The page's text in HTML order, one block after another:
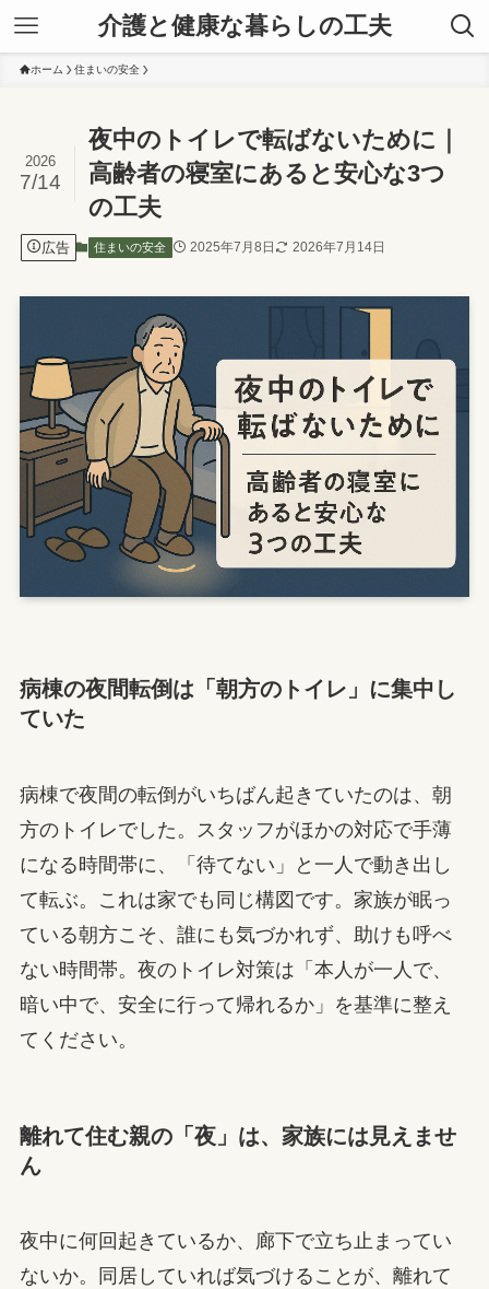
介護と健康な暮らしの工夫
ホーム 住まいの安全
夜中のトイレで転ばないために｜
高齢者の寝室にあると安心な3つ
の工夫
2026
7/14
広告 住まいの安全 2025年7月8日 2026年7月14日
病棟の夜間転倒は「朝方のトイレ」に集中し
ていた
病棟で夜間の転倒がいちばん起きていたのは、朝
方のトイレでした。スタッフがほかの対応で手薄
になる時間帯に、「待てない」と一人で動き出し
て転ぶ。これは家でも同じ構図です。家族が眠っ
ている朝方こそ、誰にも気づかれず、助けも呼べ
ない時間帯。夜のトイレ対策は「本人が一人で、
暗い中で、安全に行って帰れるか」を基準に整え
てください。
離れて住む親の「夜」は、家族には見えませ
ん
夜中に何回起きているか、廊下で立ち止まってい
ないか。同居していれば気づけることが、離れて